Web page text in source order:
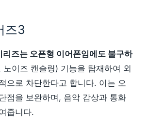
즈3
즈는 오픈형 이어폰임에도 불구하
노이즈 캔슬링) 기능을 탑재하여 외
으로 차단한다고 합니다. 이는 오
점을 보완하며, 음악 감상과 통화
줍니다.